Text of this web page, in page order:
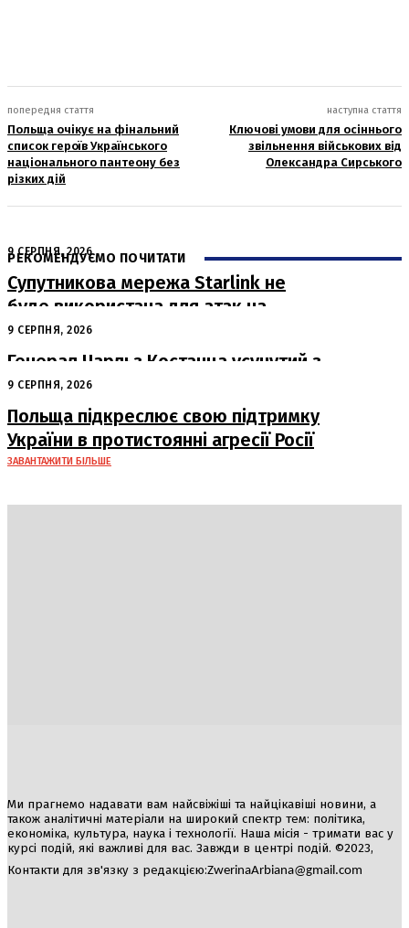
попередня стаття
Польща очікує на фінальний
список героїв Українського
національного пантеону без
різких дій
наступна стаття
Ключові умови для осіннього
звільнення військових від
Олександра Сирського
РЕКОМЕНДУЄМО ПОЧИТАТИ
9 СЕРПНЯ, 2026
Супутникова мережа Starlink не
буде використана для атак на
російські пускові установки
9 СЕРПНЯ, 2026
Генерал Чарльз Костанца усунутий з
посади: Пентагон вживає заходів
9 СЕРПНЯ, 2026
Польща підкреслює свою підтримку
України в протистоянні агресії Росії
ЗАВАНТАЖИТИ БІЛЬШЕ
Ми прагнемо надавати вам найсвіжіші та найцікавіші новини, а
також аналітичні матеріали на широкий спектр тем: політика,
економіка, культура, наука і технології. Наша місія - тримати вас у
курсі подій, які важливі для вас. Завжди в центрі подій. ©2023,
Контакти для зв'язку з редакцією:ZwerinaArbiana@gmail.com